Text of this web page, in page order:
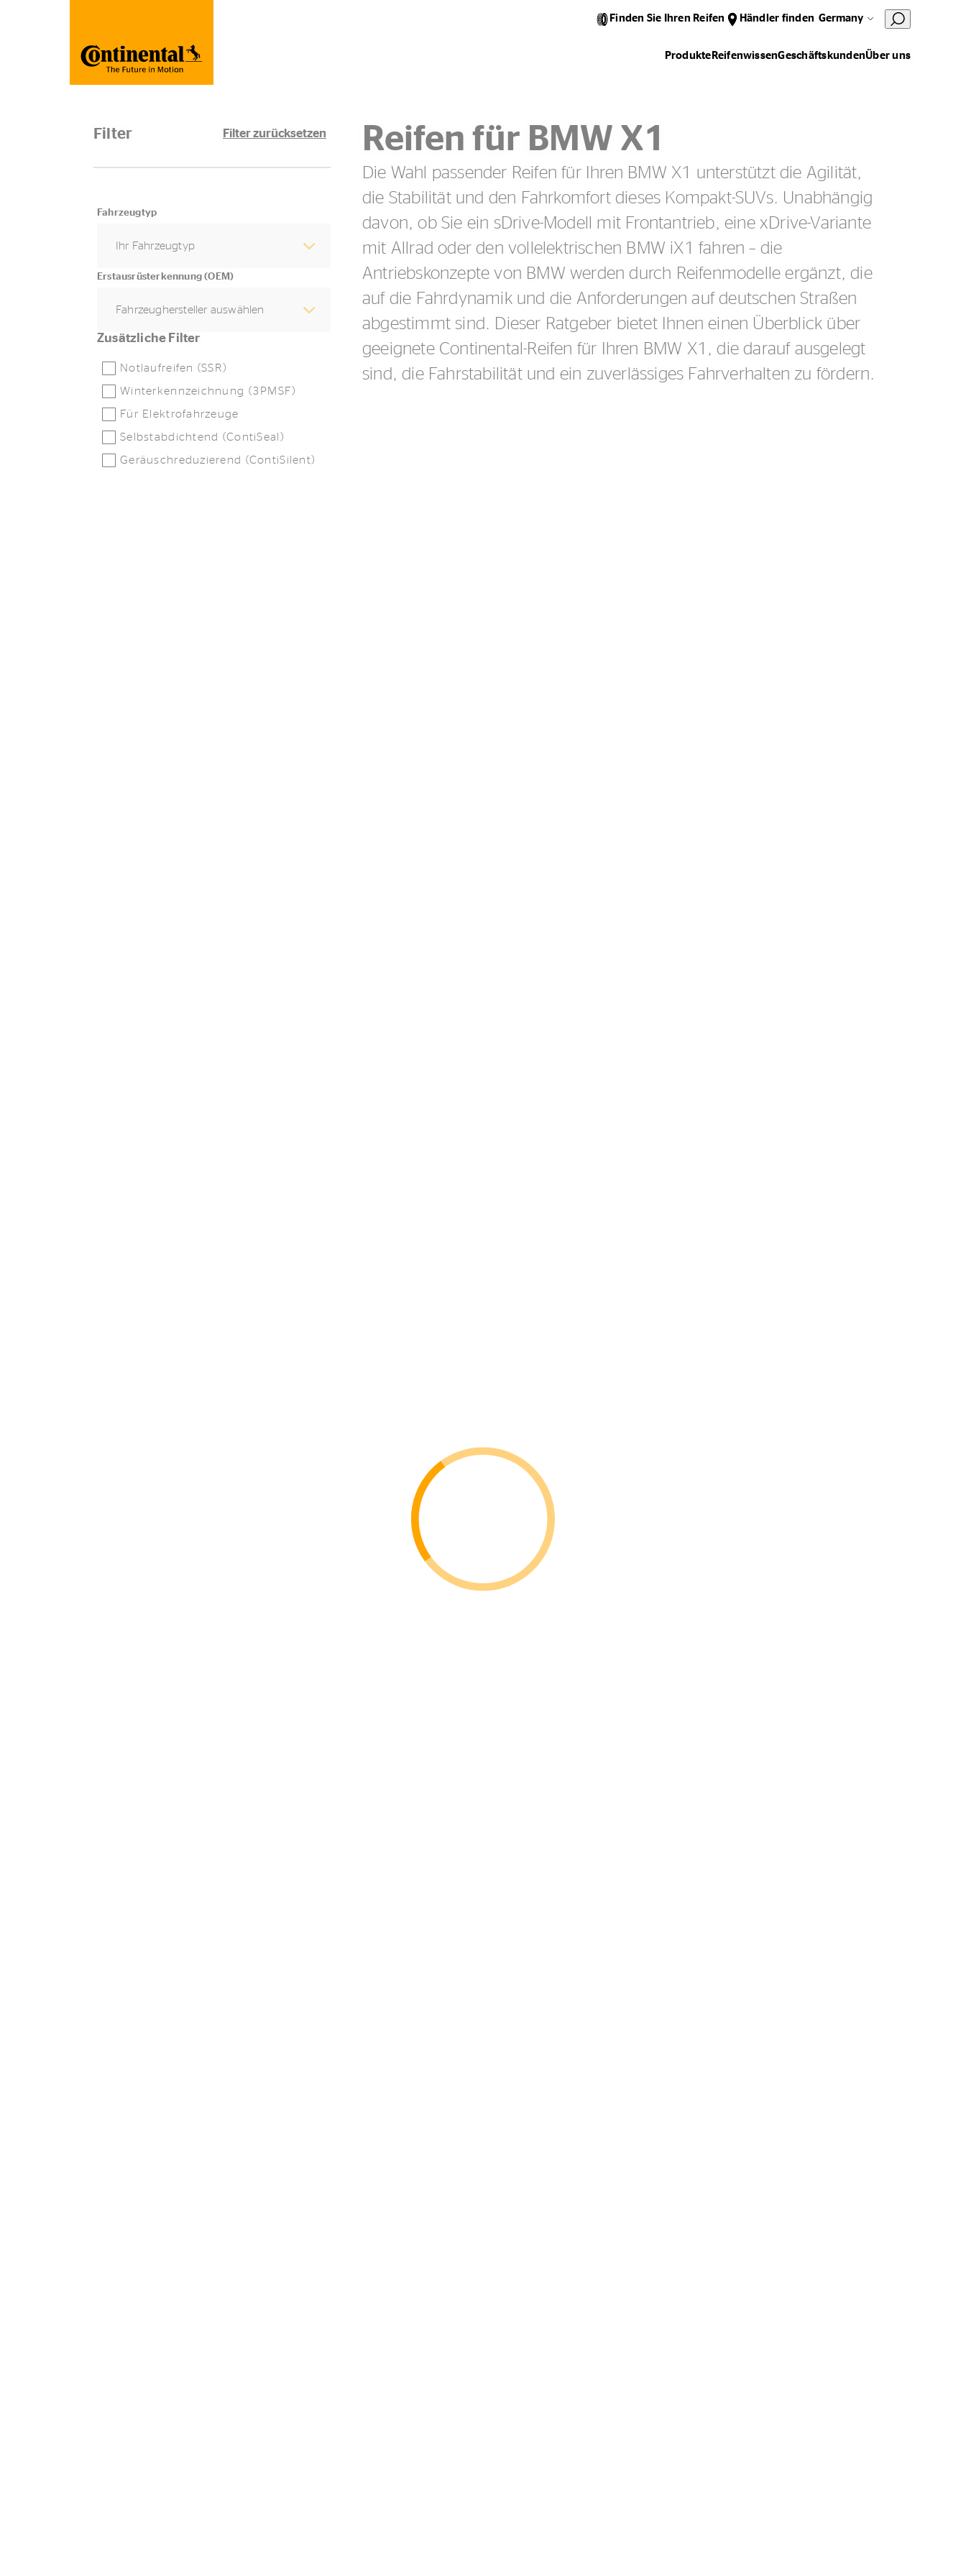
Finden Sie Ihren Reifen Händler finden Germany
Produkte ReifenwissenGeschäftskundenÜber uns
Filter Filter zurücksetzen
Fahrzeugtyp
Ihr Fahrzeugtyp
Erstausrüsterkennung (OEM)
Fahrzeughersteller auswählen
Zusätzliche Filter
Notlaufreifen (SSR)
Winterkennzeichnung (3PMSF)
Für Elektrofahrzeuge
Selbstabdichtend (ContiSeal)
Geräuschreduzierend (ContiSilent)
Reifen für BMW X1
Die Wahl passender Reifen für Ihren BMW X1 unterstützt die Agilität,
die Stabilität und den Fahrkomfort dieses Kompakt-SUVs. Unabhängig
davon, ob Sie ein sDrive-Modell mit Frontantrieb, eine xDrive-Variante
mit Allrad oder den vollelektrischen BMW iX1 fahren – die
Antriebskonzepte von BMW werden durch Reifenmodelle ergänzt, die
auf die Fahrdynamik und die Anforderungen auf deutschen Straßen
abgestimmt sind. Dieser Ratgeber bietet Ihnen einen Überblick über
geeignete Continental-Reifen für Ihren BMW X1, die darauf ausgelegt
sind, die Fahrstabilität und ein zuverlässiges Fahrverhalten zu fördern.